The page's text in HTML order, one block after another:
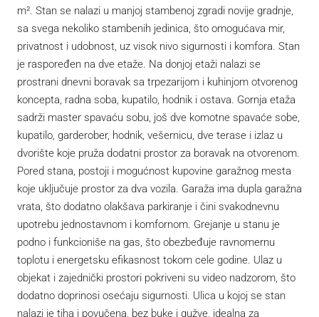
m². Stan se nalazi u manjoj stambenoj zgradi novije gradnje,
sa svega nekoliko stambenih jedinica, što omogućava mir,
privatnost i udobnost, uz visok nivo sigurnosti i komfora. Stan
je raspoređen na dve etaže. Na donjoj etaži nalazi se
prostrani dnevni boravak sa trpezarijom i kuhinjom otvorenog
koncepta, radna soba, kupatilo, hodnik i ostava. Gornja etaža
sadrži master spavaću sobu, još dve komotne spavaće sobe,
kupatilo, garderober, hodnik, vešernicu, dve terase i izlaz u
dvorište koje pruža dodatni prostor za boravak na otvorenom.
Pored stana, postoji i mogućnost kupovine garažnog mesta
koje uključuje prostor za dva vozila. Garaža ima dupla garažna
vrata, što dodatno olakšava parkiranje i čini svakodnevnu
upotrebu jednostavnom i komfornom. Grejanje u stanu je
podno i funkcioniše na gas, što obezbeđuje ravnomernu
toplotu i energetsku efikasnost tokom cele godine. Ulaz u
objekat i zajednički prostori pokriveni su video nadzorom, što
dodatno doprinosi osećaju sigurnosti. Ulica u kojoj se stan
nalazi je tiha i povučena, bez buke i gužve, idealna za